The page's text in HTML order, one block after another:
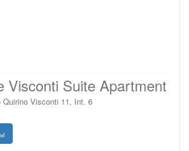
Visconti Suite Apartment
Quirino Visconti 11, Int. 6